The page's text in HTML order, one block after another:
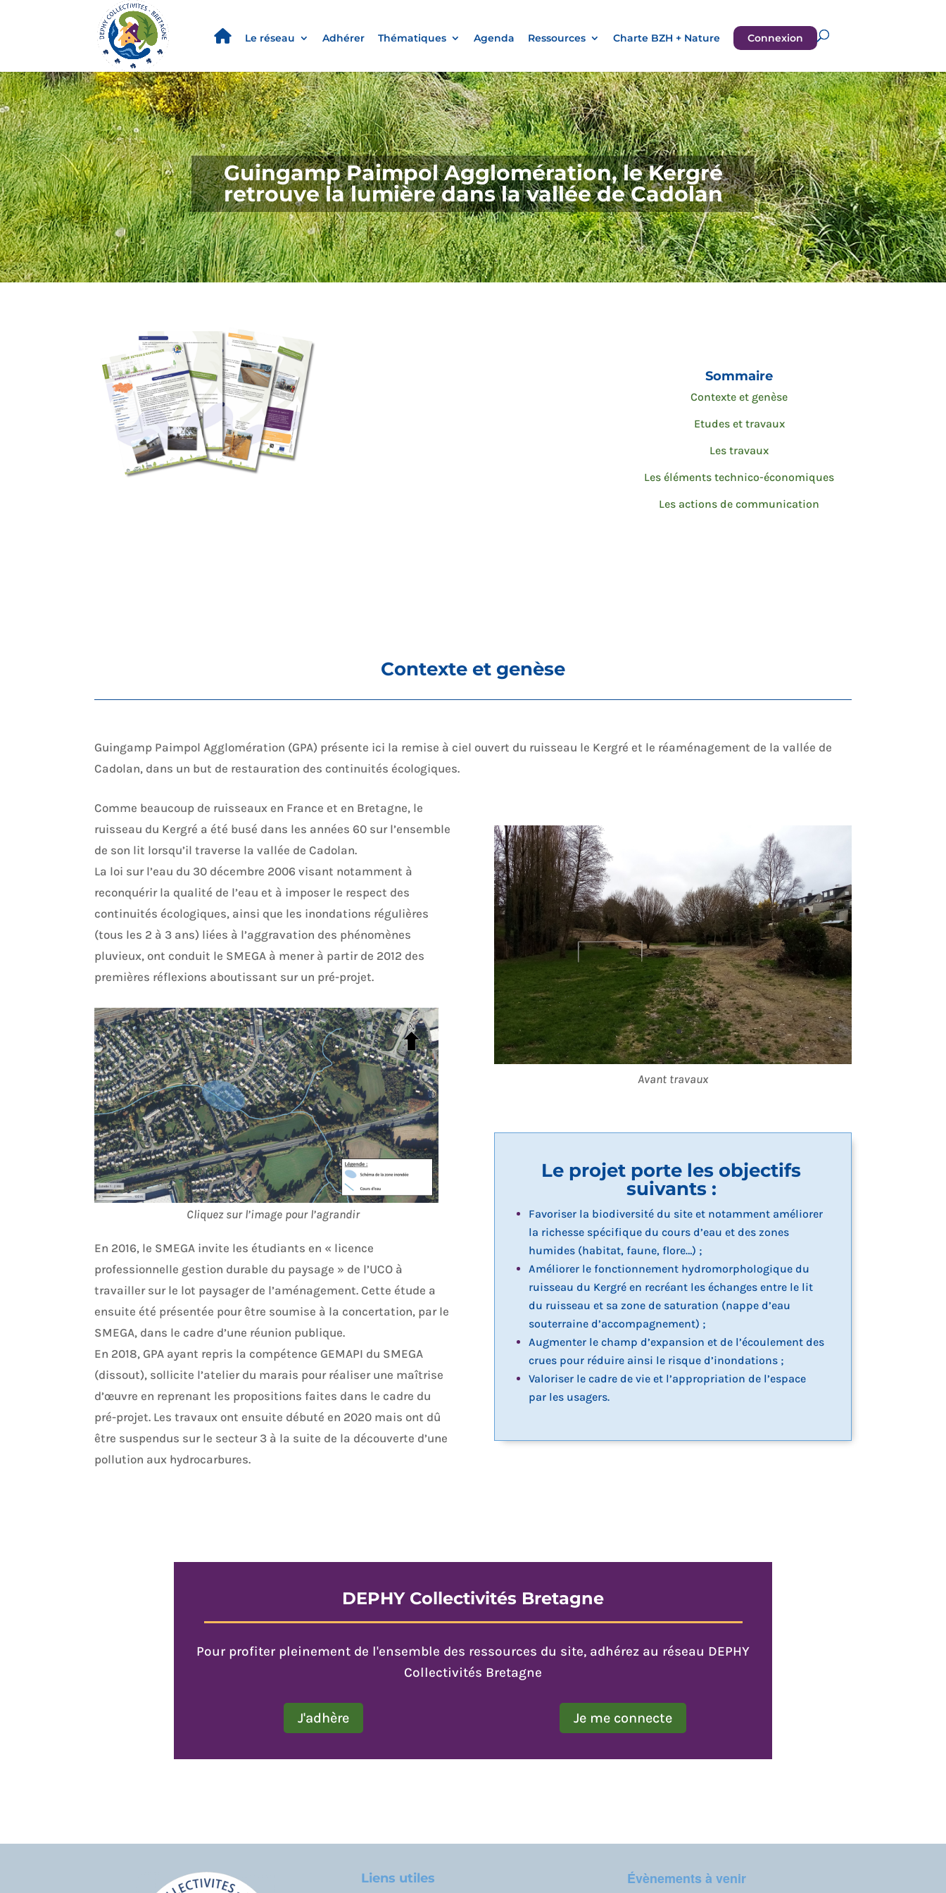
Le réseau Adhérer Thématiques Agenda Ressources Charte BZH + Nature Connexion
Guingamp Paimpol Agglomération, le Kergré
retrouve la lumière dans la vallée de Cadolan
Sommaire
Contexte et genèse
Etudes et travaux
Les travaux
Les éléments technico-économiques
Les actions de communication
Contexte et genèse
Guingamp Paimpol Agglomération (GPA) présente ici la remise à ciel ouvert du ruisseau le Kergré et le réaménagement de la vallée de
Cadolan, dans un but de restauration des continuités écologiques.
Comme beaucoup de ruisseaux en France et en Bretagne, le
ruisseau du Kergré a été busé dans les années 60 sur l’ensemble
de son lit lorsqu’il traverse la vallée de Cadolan.
La loi sur l’eau du 30 décembre 2006 visant notamment à
reconquérir la qualité de l’eau et à imposer le respect des
continuités écologiques, ainsi que les inondations régulières
(tous les 2 à 3 ans) liées à l’aggravation des phénomènes
pluvieux, ont conduit le SMEGA à mener à partir de 2012 des
premières réflexions aboutissant sur un pré-projet.
Cliquez sur l’image pour l’agrandir
En 2016, le SMEGA invite les étudiants en « licence
professionnelle gestion durable du paysage » de l’UCO à
travailler sur le lot paysager de l’aménagement. Cette étude a
ensuite été présentée pour être soumise à la concertation, par le
SMEGA, dans le cadre d’une réunion publique.
En 2018, GPA ayant repris la compétence GEMAPI du SMEGA
(dissout), sollicite l’atelier du marais pour réaliser une maîtrise
d’œuvre en reprenant les propositions faites dans le cadre du
pré-projet. Les travaux ont ensuite débuté en 2020 mais ont dû
être suspendus sur le secteur 3 à la suite de la découverte d’une
pollution aux hydrocarbures.
Avant travaux
Le projet porte les objectifs
suivants :
Favoriser la biodiversité du site et notamment améliorer
la richesse spécifique du cours d’eau et des zones
humides (habitat, faune, flore…) ;
Améliorer le fonctionnement hydromorphologique du
ruisseau du Kergré en recréant les échanges entre le lit
du ruisseau et sa zone de saturation (nappe d’eau
souterraine d’accompagnement) ;
Augmenter le champ d’expansion et de l’écoulement des
crues pour réduire ainsi le risque d’inondations ;
Valoriser le cadre de vie et l’appropriation de l’espace
par les usagers.
DEPHY Collectivités Bretagne
Pour profiter pleinement de l'ensemble des ressources du site, adhérez au réseau DEPHY
Collectivités Bretagne
J'adhère Je me connecte
Liens utiles Évènements à venir